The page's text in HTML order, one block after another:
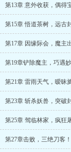
第13章 意外收获，偶得
第15章 悟道茶树，远古
第17章 因缘际会，魔主
第19章铲除魔主，巧遇妙
第21章 雷雨天气，暧昧
第23章 斩杀妖兽，突破
第25章 驾临林家，疯狂
第27章击败，三绝刀客！